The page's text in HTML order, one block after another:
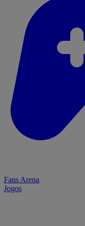
Fans Arena
Jogos